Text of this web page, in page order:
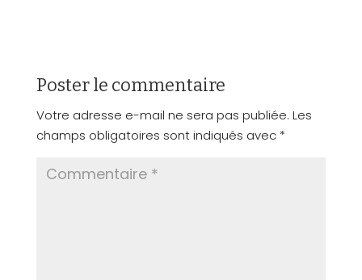
Poster le commentaire
Votre adresse e-mail ne sera pas publiée. Les
champs obligatoires sont indiqués avec *